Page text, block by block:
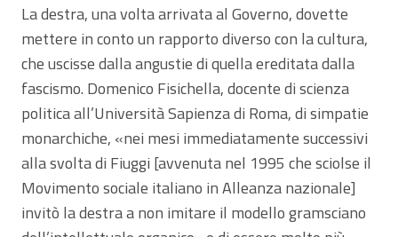
La destra, una volta arrivata al Governo, dovette
mettere in conto un rapporto diverso con la cultura,
che uscisse dalla angustie di quella ereditata dalla
fascismo. Domenico Fisichella, docente di scienza
politica all’Università Sapienza di Roma, di simpatie
monarchiche, «nei mesi immediatamente successivi
alla svolta di Fiuggi [avvenuta nel 1995 che sciolse il
Movimento sociale italiano in Alleanza nazionale]
invitò la destra a non imitare il modello gramsciano